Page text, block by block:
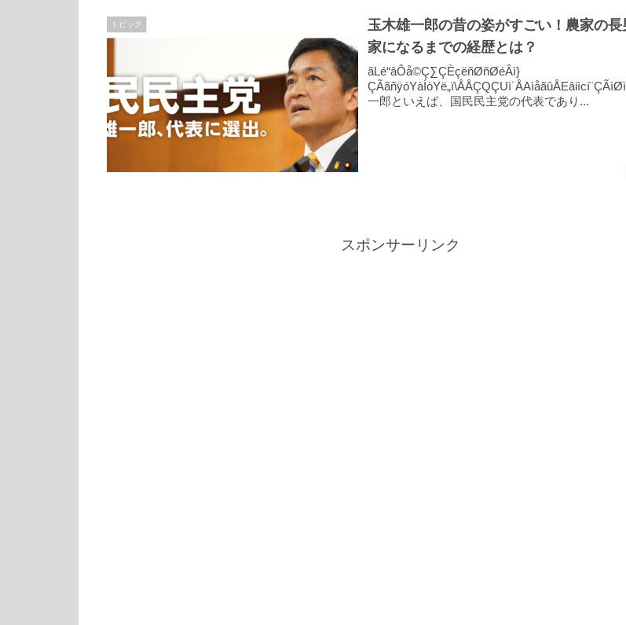
トピック
玉木雄一郎の昔の姿がすごい！農家の
家になるまでの経歴とは？
ãLé“âÔå©Ç∑ÇÈçëñØñØéÂì}
一郎といえば、国民民主党の代表であり...
スポンサーリンク